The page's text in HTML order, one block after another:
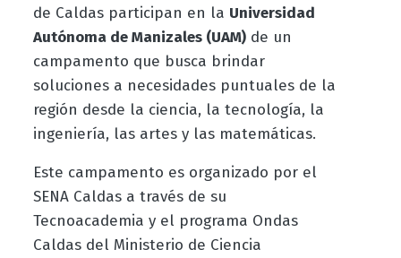
de Caldas participan en la Universidad
Autónoma de Manizales (UAM)de un
campamento que busca brindar
soluciones a necesidades puntuales de la
región desde la ciencia, la tecnología, la
ingeniería, las artes y las matemáticas.
Este campamento es organizado por el
SENA Caldas a través de su
Tecnoacademia y el programa Ondas
Caldas del Ministerio de Ciencia